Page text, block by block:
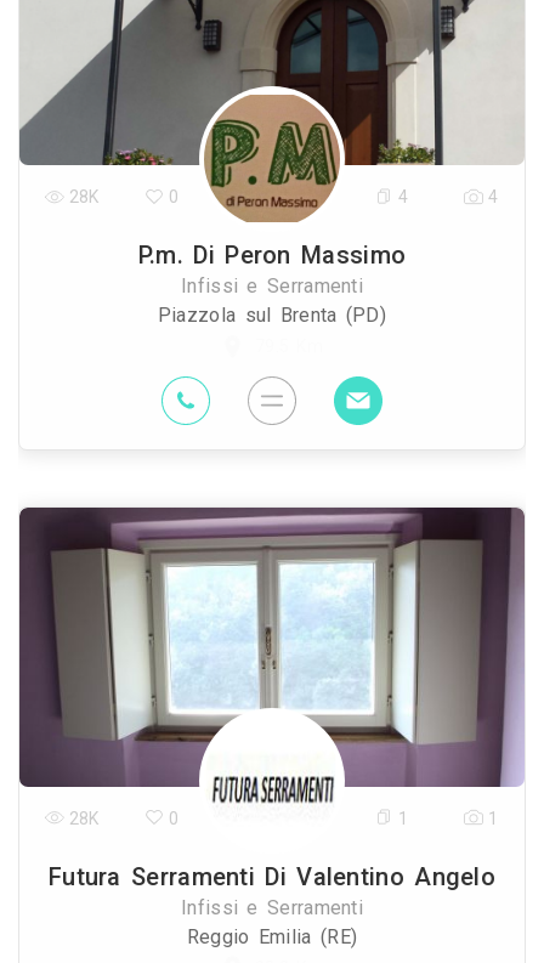
P.m. Di Peron Massimo
Infissi e Serramenti
Piazzola sul Brenta (PD)
28K 0 4 4
Futura Serramenti Di Valentino Angelo
Infissi e Serramenti
Reggio Emilia (RE)
28K 0 1 1